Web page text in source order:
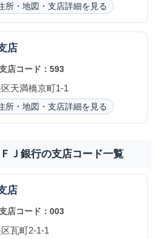
所・地図・支店詳細を見る
店
店コード：593
天満橋京町1-1
所・地図・支店詳細を見る
Ｊ銀行の支店コード一覧
店
店コード：003
瓦町2-1-1